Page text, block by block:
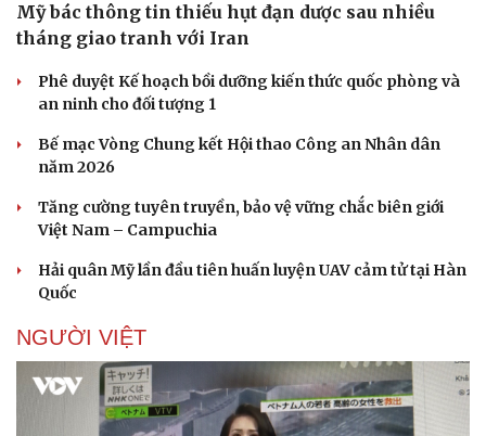
Mỹ bác thông tin thiếu hụt đạn dược sau nhiều
tháng giao tranh với Iran
Phê duyệt Kế hoạch bồi dưỡng kiến thức quốc phòng và
an ninh cho đối tượng 1
Bế mạc Vòng Chung kết Hội thao Công an Nhân dân
năm 2026
Tăng cường tuyên truyền, bảo vệ vững chắc biên giới
Việt Nam – Campuchia
Hải quân Mỹ lần đầu tiên huấn luyện UAV cảm tử tại Hàn
Quốc
NGƯỜI VIỆT